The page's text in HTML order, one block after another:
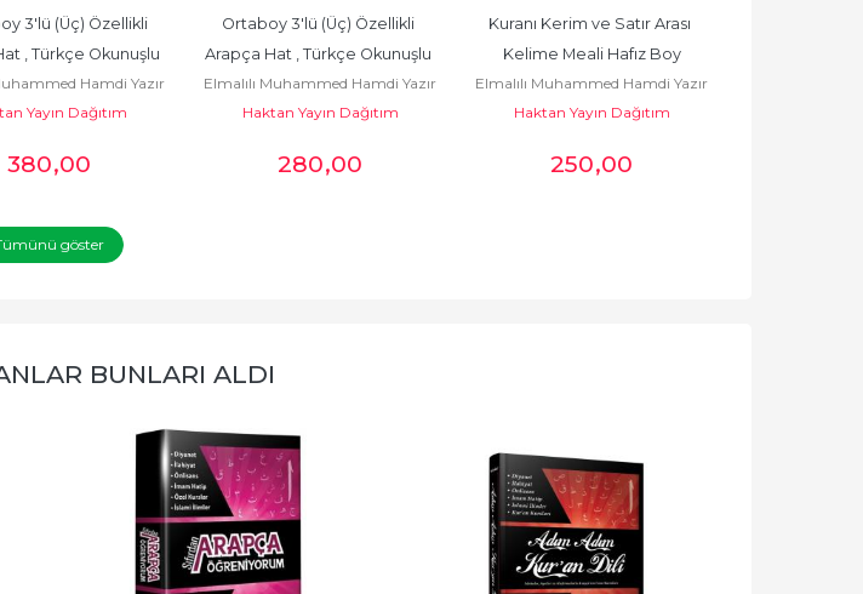
3'lü (Üç) Özellikli
, Türkçe Okunuşlu
Tecvidli ve...Hamdi Yazır
Yayın Dağıtım
380,00
Ortaboy 3'lü (Üç) Özellikli
Arapça Hat , Türkçe Okunuşlu
Tecvidli ve Mealli
Elmalılı Muhammed Hamdi Yazır
Haktan Yayın Dağıtım
280,00
Kuranı Kerim ve Satır Arası
Kelime Meali Hafız Boy
Elmalılı Muhammed Hamdi Yazır
Haktan Yayın Dağıtım
250,00
göster
BUNLARI ALDI